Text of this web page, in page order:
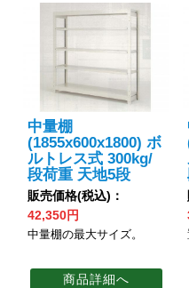
中量棚
(1855x600x1800) ボ
ルトレス式 300kg/
段荷重 天地5段
販売価格(税込)：
42,350円
中量棚の最大サイズ。
商品詳細へ